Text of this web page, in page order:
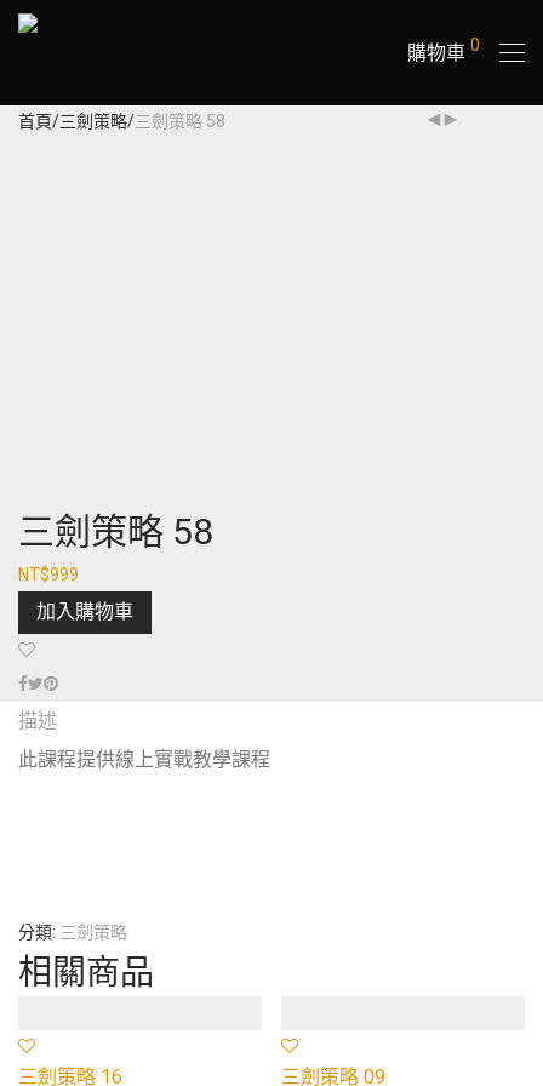
購物車 0
首頁/三劍策略/三劍策略 58
三劍策略 58
NT$999
加入購物車
描述
此課程提供線上實戰教學課程
分類: 三劍策略
相關商品
三劍策略 16 三劍策略 09